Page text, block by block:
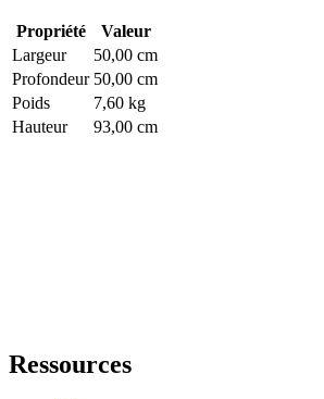
Propriété
Valeur
Largeur
50,00 cm
Profondeur 50,00 cm
Poids
7,60 kg
Hauteur
93,00 cm
Ressources